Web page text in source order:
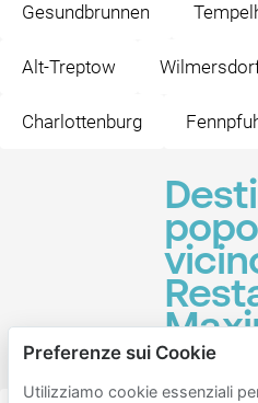
Gesundbrunnen
Alt-Treptow
Charlottenburg
Berlin
Preferenze sui Cookie
Utilizziamo cookie essenziali